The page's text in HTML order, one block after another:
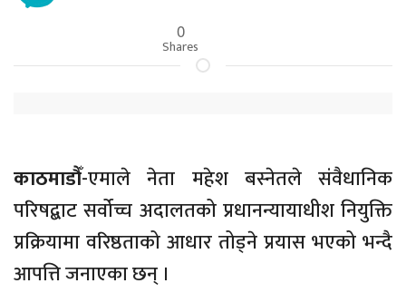
0
Shares
काठमाडौँ-एमाले नेता महेश बस्नेतले संवैधानिक
परिषद्बाट सर्वोच्च अदालतको प्रधानन्यायाधीश नियुक्ति
प्रक्रियामा वरिष्ठताको आधार तोड्ने प्रयास भएको भन्दै
आपत्ति जनाएका छन् ।